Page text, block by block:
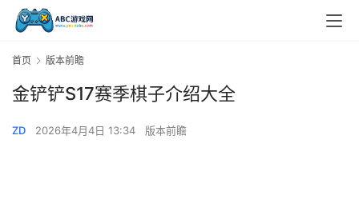
首页 版本前瞻
金铲铲S17赛季棋子介绍大全
ZD 2026年4月4日 13:34 版本前瞻